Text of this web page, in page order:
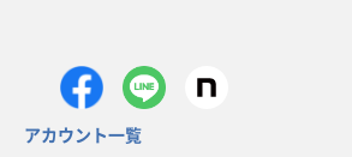
アカウント一覧